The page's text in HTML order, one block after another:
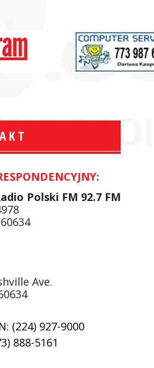
Polski FM 92.7 FM
Ave.
(224) 927-9000
888-5161
Krzysztof Wawer:
Komentator
facebook